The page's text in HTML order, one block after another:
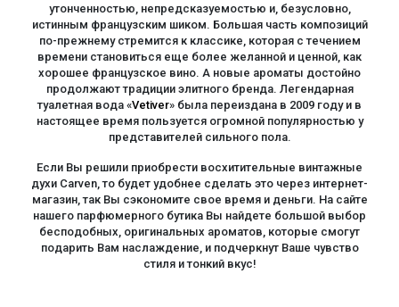
утонченностью, непредсказуемостью и, безусловно,
истинным французским шиком. Большая часть композиций
по-прежнему стремится к классике, которая с течением
времени становиться еще более желанной и ценной, как
хорошее французское вино. А новые ароматы достойно
продолжают традиции элитного бренда. Легендарная
туалетная вода «Vetiver» была переиздана в 2009 году и в
настоящее время пользуется огромной популярностью у
представителей сильного пола.
Если Вы решили приобрести восхитительные винтажные
духи Carven, то будет удобнее сделать это через интернет-
магазин, так Вы сэкономите свое время и деньги. На сайте
нашего парфюмерного бутика Вы найдете большой выбор
бесподобных, оригинальных ароматов, которые смогут
подарить Вам наслаждение, и подчеркнут Ваше чувство
стиля и тонкий вкус!